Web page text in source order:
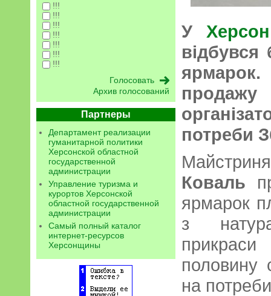
!!!
!!!
!!!
!!!
!!!
!!!
!!!
Архив голосований
Партнеры
Департамент реализации
гуманитарной политики
Херсонской областной
государственной
администрации
Управление туризма и
курортов Херсонской
областной государственной
администрации
Самый полный каталог
интернет-ресурсов
Херсонщины
У
відбувся
потреби
Коваль
ярмарок
з
половину
на